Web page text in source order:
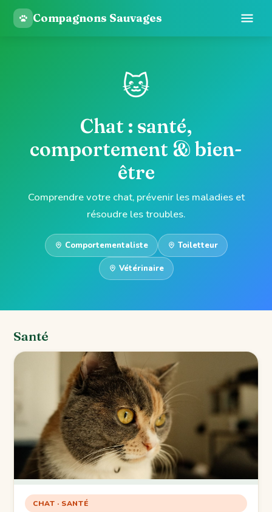
Compagnons Sauvages
🐱
Chat : santé,
comportement & bien-
être
Comprendre votre chat, prévenir les maladies et
résoudre les troubles.
Comportementaliste Toiletteur
Vétérinaire
Santé
CHAT · SANTÉ